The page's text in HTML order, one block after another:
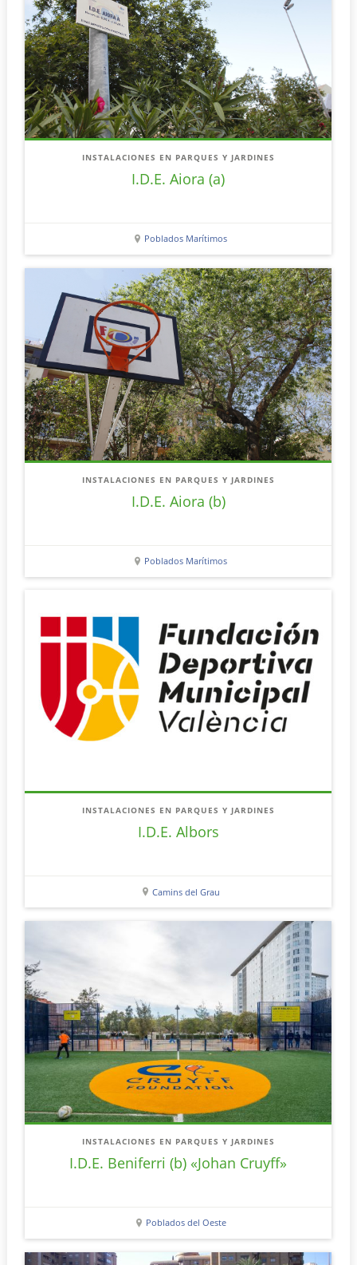
INSTALACIONES EN PARQUES Y JARDINES
I.D.E. Aiora (a)
Poblados Marítimos
INSTALACIONES EN PARQUES Y JARDINES
I.D.E. Aiora (b)
Poblados Marítimos
INSTALACIONES EN PARQUES Y JARDINES
I.D.E. Albors
Camins del Grau
INSTALACIONES EN PARQUES Y JARDINES
I.D.E. Beniferri (b) «Johan Cruyff»
Poblados del Oeste